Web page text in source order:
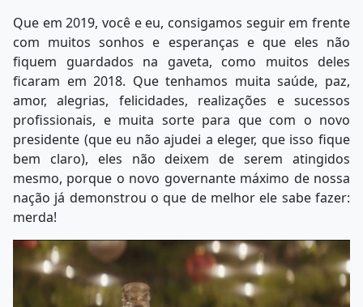
Que em 2019, você e eu, consigamos seguir em frente
com muitos sonhos e esperanças e que eles não
fiquem guardados na gaveta, como muitos deles
ficaram em 2018. Que tenhamos muita saúde, paz,
amor, alegrias, felicidades, realizações e sucessos
profissionais, e muita sorte para que com o novo
presidente (que eu não ajudei a eleger, que isso fique
bem claro), eles não deixem de serem atingidos
mesmo, porque o novo governante máximo de nossa
nação já demonstrou o que de melhor ele sabe fazer:
merda!